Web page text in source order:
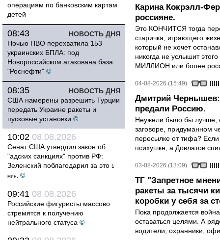
операциям по банковским картам
детей
НОВОСТЬ ДНЯ
08:43
Ночью ПВО перехватила 153
украинских БПЛА: под
Новороссийском атакована база
"Роснефти" ©
НОВОСТЬ ДНЯ
08:35
США намерены разрешить Турции
передать Украине ракеты и
пусковые установки ©
10:02 08.08.2026
Сенат США утвердил закон об
"адских санкциях" против РФ:
Зеленский поблагодарил за это 1
мин.
©
09:41 08.08.2026
Российские фигуристы массово
стремятся к получению
нейтрального статуса ©
Карина Кокрэлл-
россияне.
Это КОНЧИТСЯ тогда
старичка, играющего
который не хочет
никогда не услышит
МИЛЛИОН или более
04-08-2026 (15:49)
Дмитрий Чернышев:
предали Россию.
Неужели было бы лучше,
заговоре, придуманном
пересылке от тифа?
психушке, а Довлатов
03-08-2026 (13:09)
ТГ "Запретное
ракеты за тысячи
коробки у себя за
Пока продолжается
оставаться целями. А
водители, охранники,